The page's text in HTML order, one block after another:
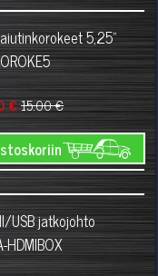
5,25"
€15.00 €
USB jatkojohto
HDMIBOX